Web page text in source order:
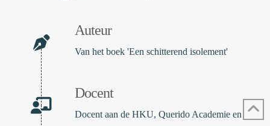
Auteur
Van het boek 'Een schitterend isolement'
Docent
Docent aan de HKU, Querido Academie en